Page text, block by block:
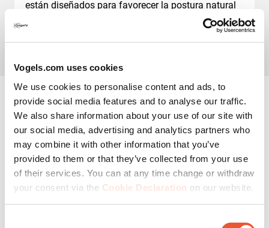
Vogels.com uses cookies
We use cookies to personalise content and ads, to
provide social media features and to analyse our traffic.
We also share information about your use of our site with
our social media, advertising and analytics partners who
may combine it with other information that you’ve
provided to them or that they’ve collected from your use
of their services. You can at any time change or withdraw
your consent via the Cookie Declaration on our website.
están diseñados para favorecer la postura natural
de manos y muñecas. Esto reduce o incluso
Por qué MOMO es tu mejor
aliado en un lugar de
trabajo ergonómico en
casa